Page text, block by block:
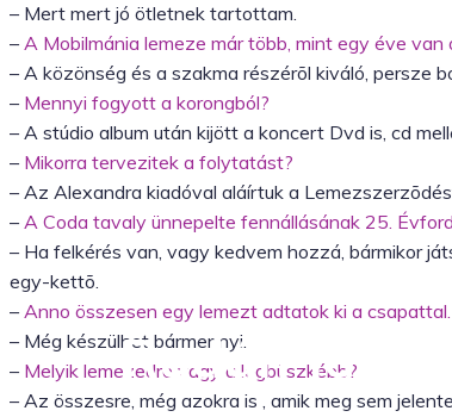
Rudán Joe
– Mert mert jó ötletnek tartottam.
– A Mobilmánia lemeze már több, mint egy éve
– A közönség és a szakma részérõl kiváló, persze
– Mennyi fogyott a korongból?
– A stúdio album után kijött a koncert Dvd is, cd
– Mikorra tervezitek a folytatást?
– Az Alexandra kiadóval aláírtuk a
– A Coda tavaly ünnepelte fennállásának 25.
– Ha felkérés van, vagy kedvem hozzá, bármikor
egy-kettõ.
– Anno összesen egy lemezt adtatok ki a
– Még készülhet bármennyi.
– Melyik lemezedre vagy a legbüszkébb?
– Az összesre, még azokra is , amik meg sem